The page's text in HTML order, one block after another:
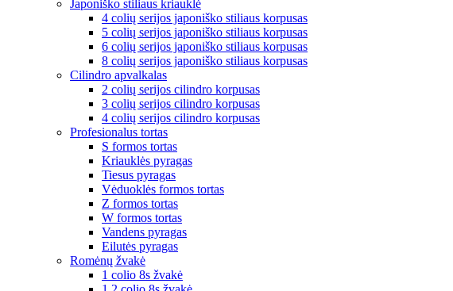
Japoniško stiliaus kriauklė
4 colių serijos japoniško stiliaus korpusas
5 colių serijos japoniško stiliaus korpusas
6 colių serijos japoniško stiliaus korpusas
8 colių serijos japoniško stiliaus korpusas
Cilindro apvalkalas
2 colių serijos cilindro korpusas
3 colių serijos cilindro korpusas
4 colių serijos cilindro korpusas
Profesionalus tortas
S formos tortas
Kriauklės pyragas
Tiesus pyragas
Vėduoklės formos tortas
Z formos tortas
W formos tortas
Vandens pyragas
Eilutės pyragas
Romėnų žvakė
1 colio 8s žvakė